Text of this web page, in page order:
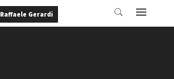
Raffaele Gerardi